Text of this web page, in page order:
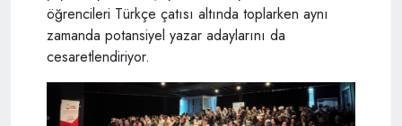
öğrencileri Türkçe çatısı altında toplarken aynı
zamanda potansiyel yazar adaylarını da
cesaretlendiriyor.